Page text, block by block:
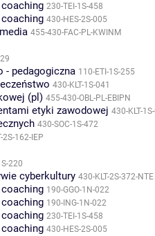
230-TEI-1S-458
430-HES-2S-005
455-430-FAC-PL-KWINM
- pedagogiczna 110-ETI-1S-255
430-KLT-1S-041
(pl) 455-430-OBL-PL-EBIPN
etyki zawodowej 430-KLT-
430-SOC-1S-472
2S-162-IEP
220
cyberkultury 430-KLT-2S-372-NTE
190-GGO-1N-022
190-ING-1N-022
230-TEI-1S-458
430-HES-2S-005